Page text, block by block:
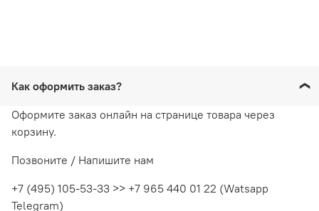
Как оформить заказ?
Оформите заказ онлайн на странице товара через
корзину.
Позвоните / Напишите нам
+7 (495) 105-53-33 >> +7 965 440 01 22 (Watsapp
Telegram)